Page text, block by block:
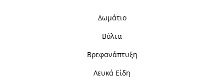
Δωμάτιο
Βόλτα
Βρεφανάπτυξη
Λευκά Είδη